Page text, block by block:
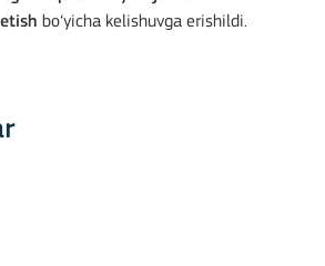
bo‘yicha kelishuvga erishildi.